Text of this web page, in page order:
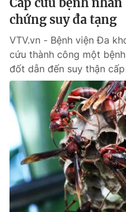
chứng suy đa tạng
VTV.vn - Bệnh viện Đa
cứu thành công một
đốt dẫn đến suy thận